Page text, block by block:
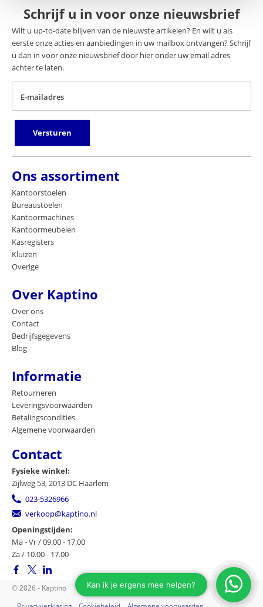
Schrijf u in voor onze nieuwsbrief
Wilt u up-to-date blijven van de nieuwste artikelen? En wilt u als
eerste onze acties en aanbiedingen in uw mailbox ontvangen? Schrijf
u dan in voor onze nieuwsbrief door hier onder uw email adres
achter te laten.
E-mailadres
Versturen
Ons assortiment
Kantoorstoelen
Bureaustoelen
Kantoormachines
Kantoormeubelen
Kasregisters
Kluizen
Overige
Over Kaptino
Over ons
Contact
Bedrijfsgegevens
Blog
Informatie
Retourneren
Leveringsvoorwaarden
Betalingscondities
Algemene voorwaarden
Contact
Fysieke winkel:
Zijlweg 53, 2013 DC Haarlem
023-5326966
verkoop@kaptino.nl
Openingstijden:
Ma - Vr / 09.00 - 17.00
Za / 10.00 - 17.00
© 2026 - Kaptino